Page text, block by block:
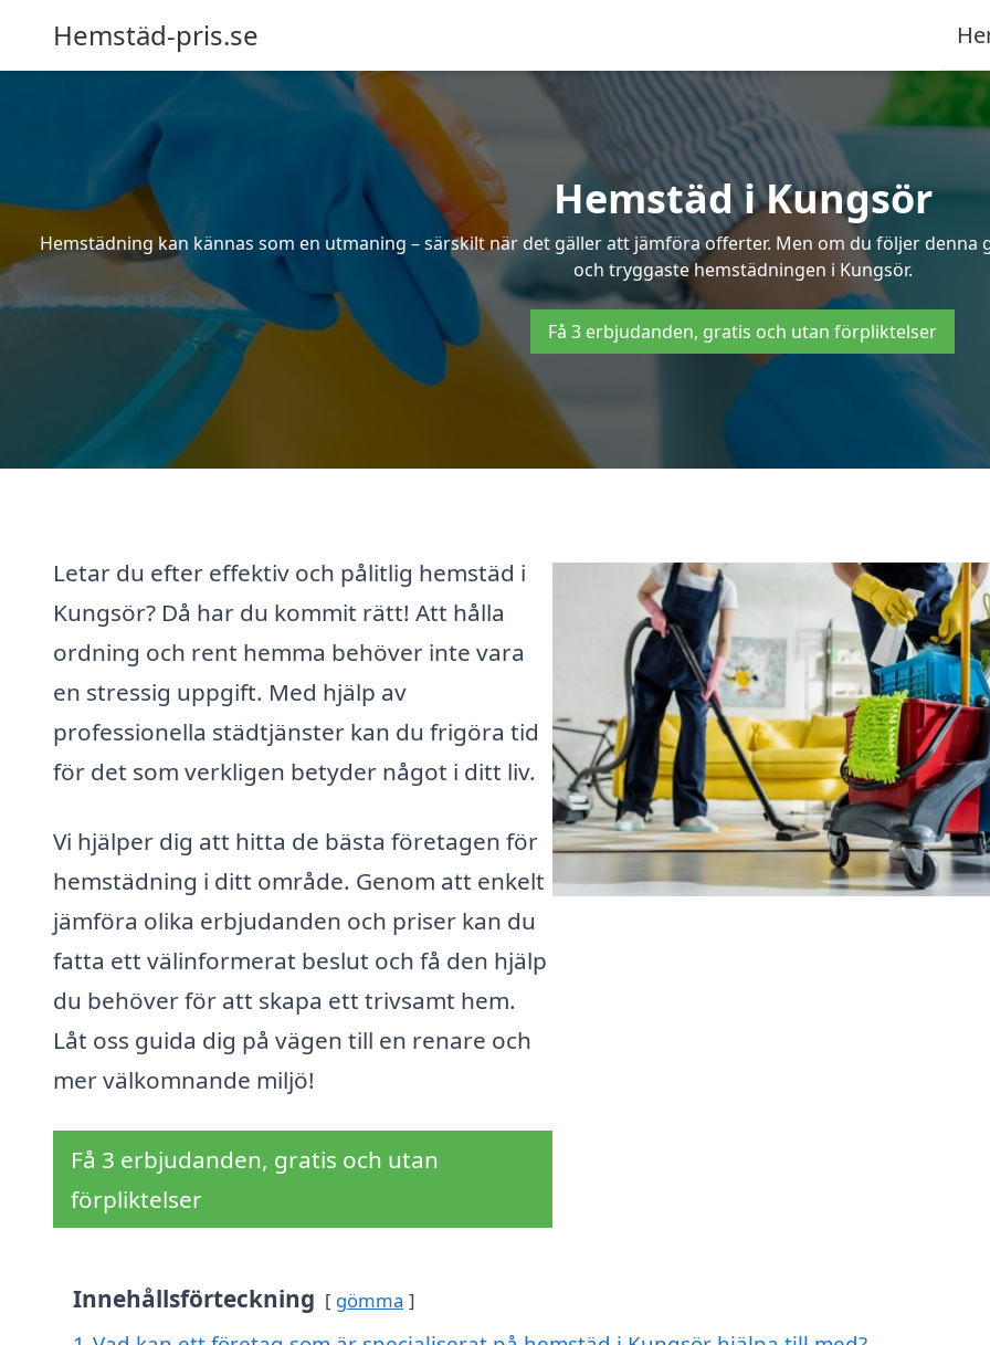
Hemstäd-pris.se
Hemstäd i Kungsör
Hemstädning kan kännas som en utmaning – särskilt när det gäller att jämföra offerter. Men om du följer
och tryggaste hemstädningen i Kungsör.
Få 3 erbjudanden, gratis och utan förpliktelser
Letar du efter effektiv och pålitlig hemstäd i
Kungsör? Då har du kommit rätt! Att hålla
ordning och rent hemma behöver inte vara
en stressig uppgift. Med hjälp av
professionella städtjänster kan du frigöra tid
för det som verkligen betyder något i ditt liv.
Vi hjälper dig att hitta de bästa företagen för
hemstädning i ditt område. Genom att enkelt
jämföra olika erbjudanden och priser kan du
fatta ett välinformerat beslut och få den hjälp
du behöver för att skapa ett trivsamt hem.
Låt oss guida dig på vägen till en renare och
mer välkomnande miljö!
Få 3 erbjudanden, gratis och utan
förpliktelser
Innehållsförteckning gömma